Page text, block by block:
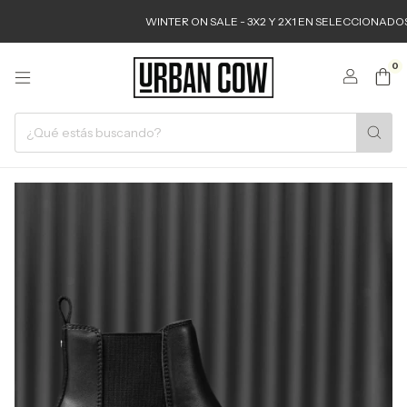
WINTER ON SALE - 3X2 Y 2X1 EN SELECCIONADOS
0